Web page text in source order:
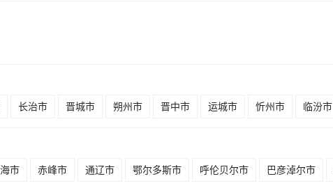
长治市 晋城市 朔州市 晋中市 运城市 忻州市 临汾市
市 赤峰市 通辽市 鄂尔多斯市 呼伦贝尔市 巴彦淖尔市